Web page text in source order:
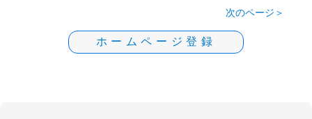
次のページ＞
ホームページ登録